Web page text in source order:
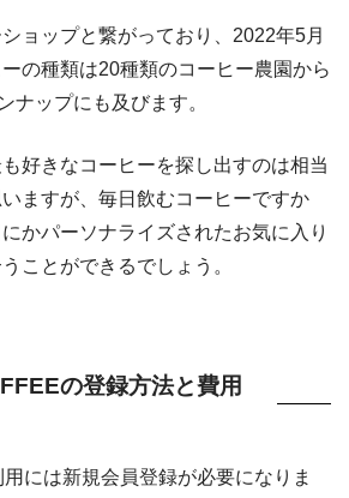
ョップと繋がっており、2022年5月
の種類は20種類のコーヒー農園から
ナップにも及びます。
好きなコーヒーを探し出すのは相当
ますが、毎日飲むコーヒーですか
かパーソナライズされたお気に入り
ことができるでしょう。
の登録方法と費用
用には新規会員登録が必要になりま